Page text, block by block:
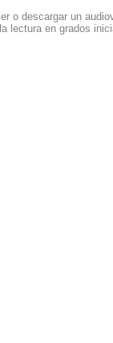
o descargar un
lectura en grados